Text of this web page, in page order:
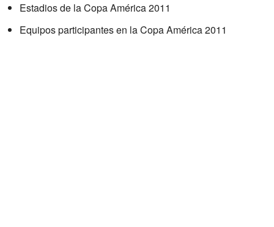
Estadios de la Copa América 2011
Equipos participantes en la Copa América 2011